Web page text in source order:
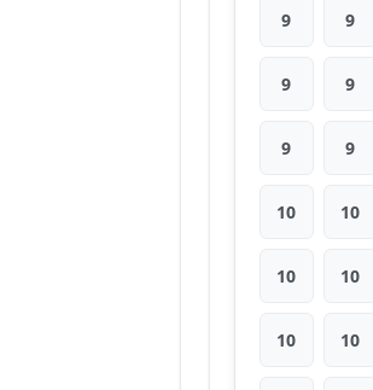
9 9
9 9
9 9
10 10
10 10
10 10